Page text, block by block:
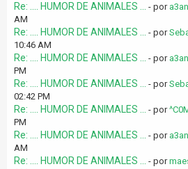
Re: .... HUMOR DE ANIMALES ... - por
AM
Re: .... HUMOR DE ANIMALES ... - por
10:46 AM
Re: .... HUMOR DE ANIMALES ... - por
PM
Re: .... HUMOR DE ANIMALES ... - por
02:42 PM
Re: .... HUMOR DE ANIMALES ... - por
PM
Re: .... HUMOR DE ANIMALES ... - por
AM
Re: .... HUMOR DE ANIMALES ... - por